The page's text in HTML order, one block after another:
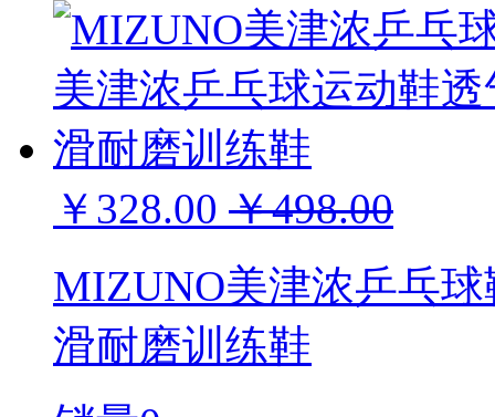
￥328.00 ￥498.00
MIZUNO美津浓乒乓
滑耐磨训练鞋